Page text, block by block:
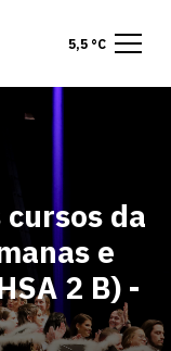
5,5 °C
da
e
2 B) -